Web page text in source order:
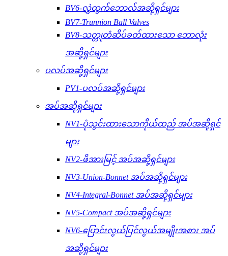
BV6-လွှဲထွက်ဘောလ်အဆို့ရှင်များ
BV7-Trunnion Ball Valves
BV8-သတ္တုတံဆိပ်ခတ်ထားသော ဘောလုံး
အဆို့ရှင်များ
ပလပ်အဆို့ရှင်များ
PV1-ပလပ်အဆို့ရှင်များ
အပ်အဆို့ရှင်များ
NV1-ပုံသွင်းထားသောကိုယ်ထည် အပ်အဆို့ရှင်
များ
NV2-ဖိအားမြင့် အပ်အဆို့ရှင်များ
NV3-Union-Bonnet အပ်အဆို့ရှင်များ
NV4-Integral-Bonnet အပ်အဆို့ရှင်များ
NV5-Compact အပ်အဆို့ရှင်များ
NV6-ပြောင်းလွယ်ပြင်လွယ်အမျိုးအစား အပ်
အဆို့ရှင်များ